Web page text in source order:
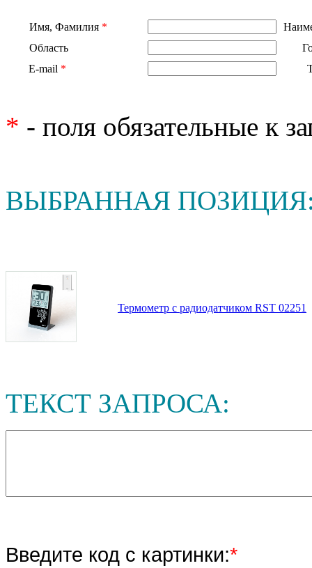
Имя, Фамилия *
Область
E-mail *
* - поля обязательные к
ВЫБРАННАЯ
Термометр с радиодатчиком RST 02251
ТЕКСТ ЗАПРОСА:
Введите код с картинки:*